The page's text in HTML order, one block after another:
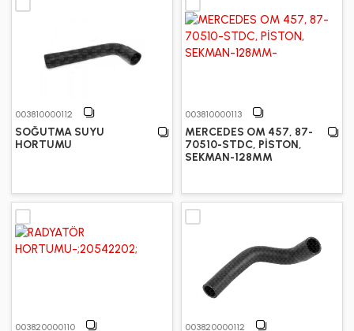
003810000112
SOĞUTMA SUYU
HORTUMU
003810000113
MERCEDES OM 457, 87-
70510-STDC, PİSTON,
SEKMAN-128MM
003820000110 003820000112